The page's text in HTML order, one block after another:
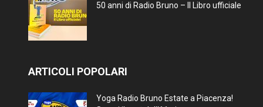
50 anni di Radio Bruno – Il Libro ufficiale
ARTICOLI POPOLARI
Yoga Radio Bruno Estate a Piacenza!